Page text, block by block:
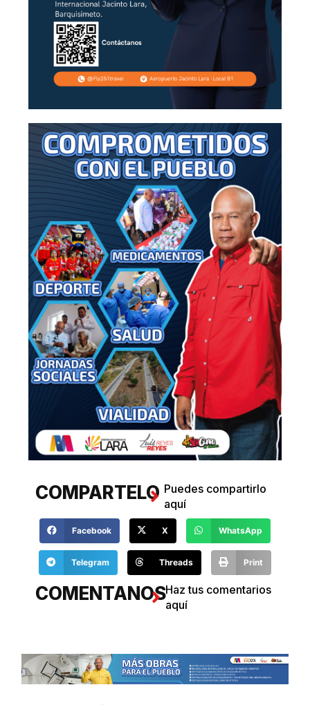
COMPARTELO Puedes compartirlo
aquí
Facebook X WhatsApp
Telegram Threads Print
COMENTANOSHaz tus comentarios
aquí